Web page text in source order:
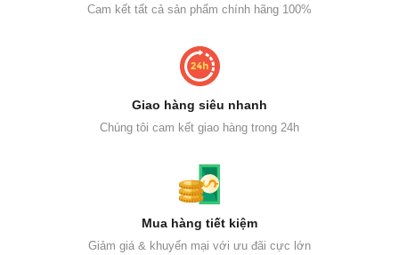
Cam kết tất cả sản phẩm chính hãng 100%
Giao hàng siêu nhanh
Chúng tôi cam kết giao hàng trong 24h
Mua hàng tiết kiệm
Giảm giá & khuyến mại với ưu đãi cực lớn